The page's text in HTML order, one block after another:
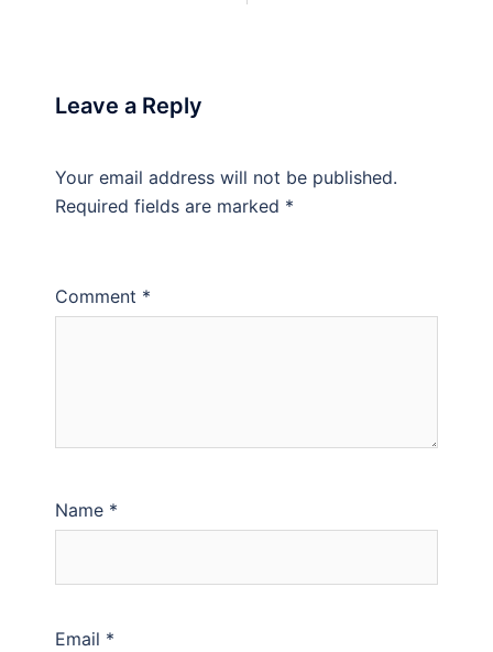
Leave a Reply
Your email address will not be published.
Required fields are marked *
Comment *
Name *
Email *